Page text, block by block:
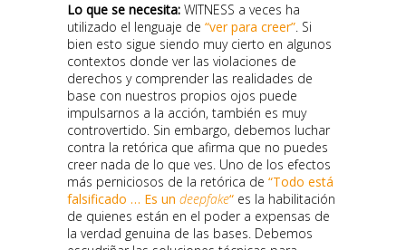
Lo que se necesita: WITNESS a veces ha
utilizado el lenguaje de “ver para creer”. Si
bien esto sigue siendo muy cierto en algunos
contextos donde ver las violaciones de
derechos y comprender las realidades de
base con nuestros propios ojos puede
impulsarnos a la acción, también es muy
controvertido. Sin embargo, debemos luchar
contra la retórica que afirma que no puedes
creer nada de lo que ves. Uno de los efectos
más perniciosos de la retórica de “Todo está
falsificado … Es un deepfake“ es la habilitación
de quienes están en el poder a expensas de
la verdad genuina de las bases. Debemos